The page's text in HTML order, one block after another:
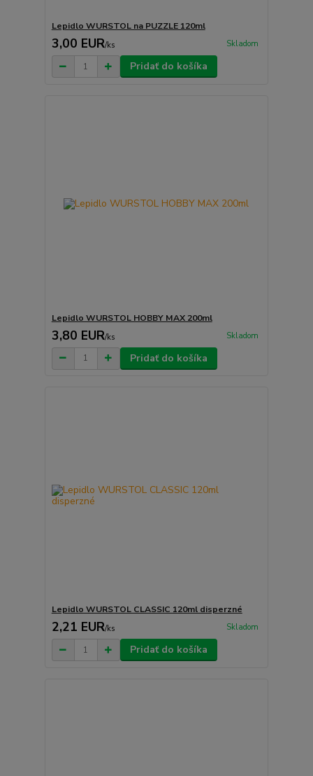
Lepidlo WURSTOL na PUZZLE 120ml
3,00 EUR/ks Skladom
Pridať do košíka
Lepidlo WURSTOL HOBBY MAX 200ml
3,80 EUR/ks Skladom
Pridať do košíka
Lepidlo WURSTOL CLASSIC 120ml disperzné
2,21 EUR/ks Skladom
Pridať do košíka